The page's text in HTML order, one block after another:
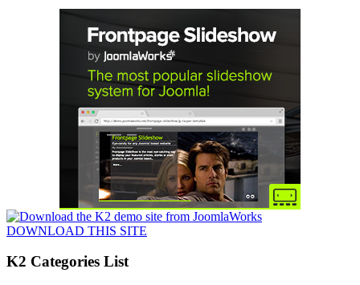
DOWNLOAD THIS SITE
K2 Categories List